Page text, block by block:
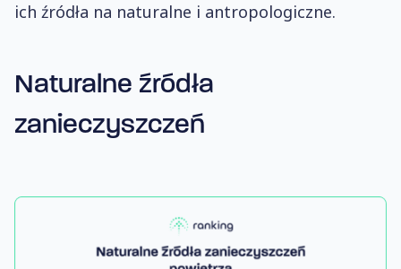
ich źródła na naturalne i antropologiczne.
Naturalne źródła
zanieczyszczeń